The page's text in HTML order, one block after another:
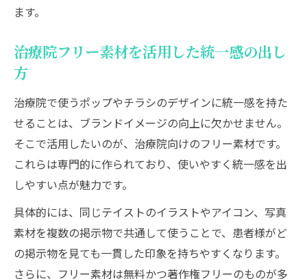
夫
ト
整骨院ポスターで再来院を促すメッセージ
例
治療院フリー素材を使った掲示の工夫方法
患者の声を反映した接骨院ポップ事例紹介
ます。
治療院フリー素材を活用した統一感の出し
方
治療院で使うポップやチラシのデザインに統一感を持た
せることは、ブランドイメージの向上に欠かせません。
そこで活用したいのが、治療院向けのフリー素材です。
これらは専門的に作られており、使いやすく統一感を出
しやすい点が魅力です。
具体的には、同じテイストのイラストやアイコン、写真
素材を複数の掲示物で共通して使うことで、患者様がど
の掲示物を見ても一貫した印象を持ちやすくなります。
さらに、フリー素材は無料かつ著作権フリーのものが多